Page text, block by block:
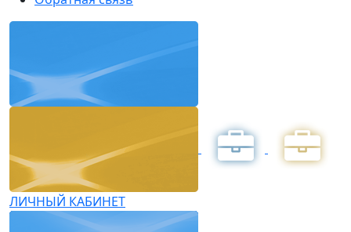
ЛИЧНЫЙ КАБИНЕТ